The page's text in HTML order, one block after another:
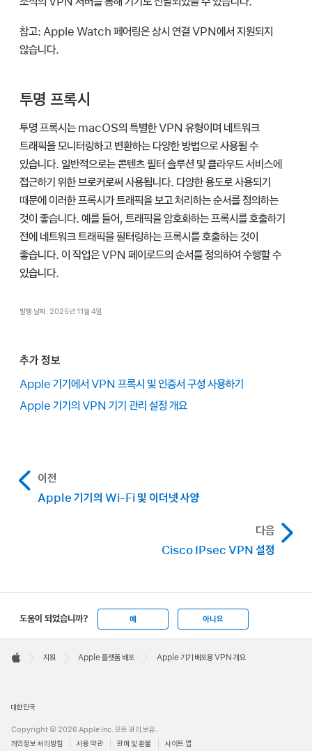
참고: Apple Watch 페어링은 상시 연결 VPN에서 지원되지
않습니다.
투명 프록시
투명 프록시는 macOS의 특별한 VPN 유형이며 네트워크
트래픽을 모니터링하고 변환하는 다양한 방법으로 사용될 수
있습니다. 일반적으로는 콘텐츠 필터 솔루션 및 클라우드 서비스에
접근하기 위한 브로커로써 사용됩니다. 다양한 용도로 사용되기
때문에 이러한 프록시가 트래픽을 보고 처리하는 순서를 정의하는
것이 좋습니다. 예를 들어, 트래픽을 암호화하는 프록시를 호출하기
전에 네트워크 트래픽을 필터링하는 프록시를 호출하는 것이
좋습니다. 이 작업은 VPN 페이로드의 순서를 정의하여 수행할 수
있습니다.
발행 날짜: 2025년 11월 4일
추가 정보
Apple 기기에서 VPN 프록시 및 인증서 구성 사용하기
Apple 기기의 VPN 기기 관리 설정 개요
이전
Apple 기기의 Wi-Fi 및 이더넷 사양
다음
Cisco IPsec VPN 설정
도움이 되었습니까? 예 아니요
Footer

지원 Apple 플랫폼 배포 Apple 기기 배포용 VPN 개요
대한민국
Copyright © 2026 Apple Inc. 모든 권리 보유.
개인정보 처리방침
사용 약관 판매 및 환불 사이트 맵